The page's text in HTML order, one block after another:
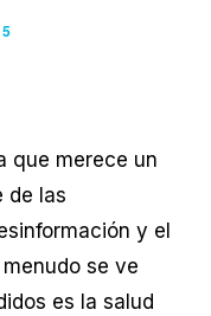
que merece un
de las
y el
se ve
es la salud